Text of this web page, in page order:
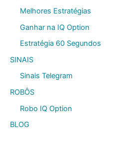
Melhores Estratégias
Ganhar na IQ Option
Estratégia 60 Segundos
SINAIS
Sinais Telegram
ROBÔS
Robo IQ Option
BLOG